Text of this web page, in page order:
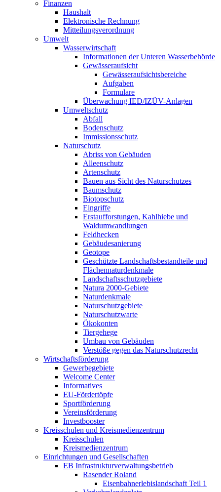
Finanzen
Haushalt
Elektronische Rechnung
Mitteilungsverordnung
Umwelt
Wasserwirtschaft
Informationen der Unteren Wasserbehörde
Gewässeraufsicht
Gewässeraufsichtsbereiche
Aufgaben
Formulare
Überwachung IED/IZÜV-Anlagen
Umweltschutz
Abfall
Bodenschutz
Immissionsschutz
Naturschutz
Abriss von Gebäuden
Alleenschutz
Artenschutz
Bauen aus Sicht des Naturschutzes
Baumschutz
Biotopschutz
Eingriffe
Erstaufforstungen, Kahlhiebe und
Waldumwandlungen
Feldhecken
Gebäudesanierung
Geotope
Geschützte Landschaftsbestandteile und
Flächennaturdenkmale
Landschaftsschutzgebiete
Natura 2000-Gebiete
Naturdenkmale
Naturschutzgebiete
Naturschutzwarte
Ökokonten
Tiergehege
Umbau von Gebäuden
Verstöße gegen das Naturschutzrecht
Wirtschaftsförderung
Gewerbegebiete
Welcome Center
Informatives
EU-Fördertöpfe
Sportförderung
Vereinsförderung
Investbooster
Kreisschulen und Kreismedienzentrum
Kreisschulen
Kreismedienzentrum
Einrichtungen und Gesellschaften
EB Infrastruktur­verwaltungsbetrieb
Rasender Roland
Eisenbahnerlebis­landschaft Teil 1